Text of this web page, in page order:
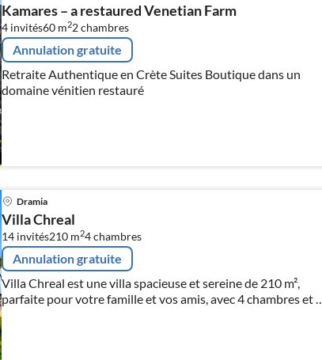
Kamares – a restaured Venetian Farm
4 invités60 m22chambres
Annulation gratuite
Retraite Authentique en Crète Suites Boutique dans un
domaine vénitien restauré
Dramia
Villa Chreal
14 invités210 m24chambres
Annulation gratuite
Villa Chreal est une villa spacieuse et sereine de 210 m²,
parfaite pour votre famille et vos amis, avec 4 chambres et à
seulement 5 km de la plage la plus proche.